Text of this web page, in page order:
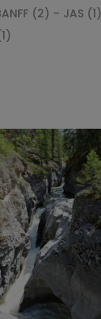
(2) – JAS